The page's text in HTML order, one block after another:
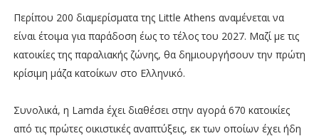
Περίπου 200 διαμερίσματα της Little Athens αναμένεται να
είναι έτοιμα για παράδοση έως το τέλος του 2027. Μαζί με τις
κατοικίες της παραλιακής ζώνης, θα δημιουργήσουν την πρώτη
κρίσιμη μάζα κατοίκων στο Ελληνικό.
Συνολικά, η Lamda έχει διαθέσει στην αγορά 670 κατοικίες
από τις πρώτες οικιστικές αναπτύξεις, εκ των οποίων έχει ήδη